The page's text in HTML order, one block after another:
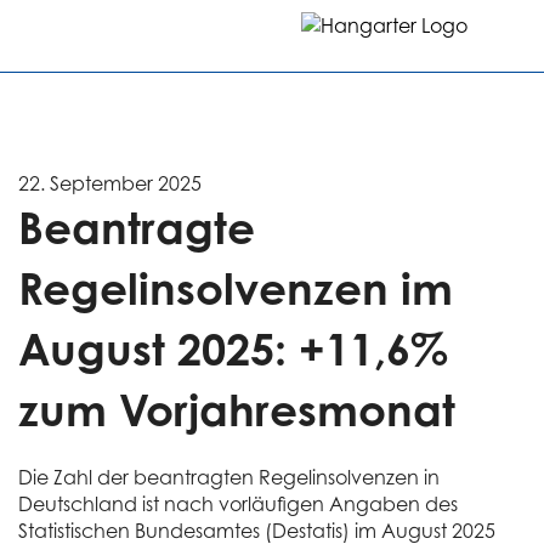
22. September 2025
Beantragte
Regelinsolvenzen im
August 2025: +11,6%
zum Vorjahresmonat
Die Zahl der beantragten Regelinsolvenzen in
Deutschland ist nach vorläufigen Angaben des
Statistischen Bundesamtes (Destatis) im August 2025